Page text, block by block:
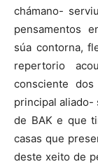
chámano-
pensamentos
súa contorna,
repertorio
consciente
principal aliado-
de BAK e que
casas que
deste xeito de